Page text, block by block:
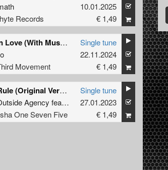
Records
10.01.2025
€ 1,49
Fall In Love (With Music) (Gabber Mix)
Movement
Single tune
22.11.2024
€ 1,49
The Rule (Original Version)
Agency featuring
The Satan
One Seven Five
Single tune
27.01.2023
€ 1,49